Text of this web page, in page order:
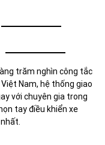
trăm nghìn công tắc
Nam, hệ thống giao
với chuyên gia trong
tay điều khiển xe